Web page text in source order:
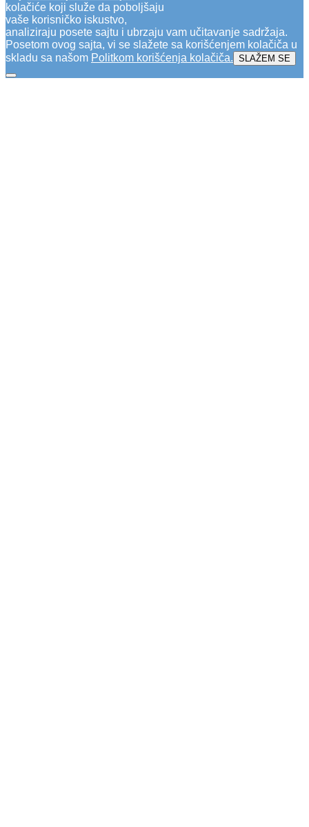
kolačiće koji služe da poboljšaju
vaše korisničko iskustvo,
analiziraju posete sajtu i ubrzaju vam učitavanje sadržaja.
Posetom ovog sajta, vi se slažete sa korišćenjem kolačiča u
skladu sa našom Politkom korišćenja kolačiča. SLAŽEM SE